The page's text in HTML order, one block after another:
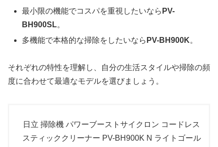
最小限の機能でコスパを重視したいなら PV-
BH900SL。
多機能で本格的な掃除をしたいなら PV-BH900K。
それぞれの特性を理解し、自分の生活スタイルや掃除の頻
度に合わせて最適なモデルを選びましょう。
日立 掃除機 パワーブーストサイクロン コードレス
スティッククリーナー PV-BH900K N ライトゴール